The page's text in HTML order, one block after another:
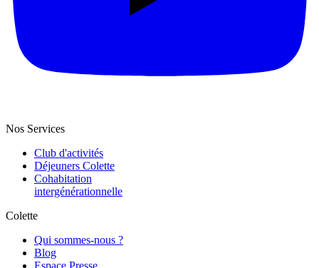
Nos Services
Club d'activités
Déjeuners Colette
Cohabitation
intergénération­nelle
Colette
Qui sommes-nous ?
Blog
Espace Presse